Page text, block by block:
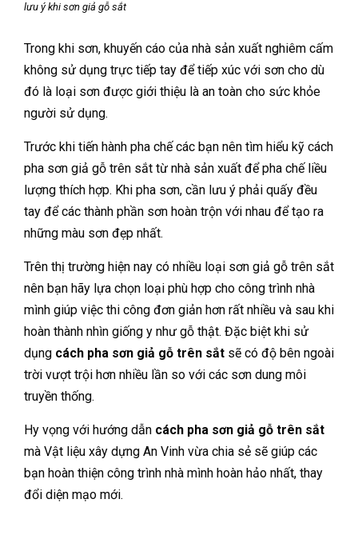
lưu ý khi sơn giả gỗ sắt
Trong khi sơn, khuyến cáo của nhà sản xuất nghiêm cấm
không sử dụng trực tiếp tay để tiếp xúc với sơn cho dù
đó là loại sơn được giới thiệu là an toàn cho sức khỏe
người sử dụng.
Trước khi tiến hành pha chế các bạn nên tìm hiểu kỹ cách
pha sơn giả gỗ trên sắt từ nhà sản xuất để pha chế liều
lượng thích hợp. Khi pha sơn, cần lưu ý phải quấy đều
tay để các thành phần sơn hoàn trộn với nhau để tạo ra
những màu sơn đẹp nhất.
Trên thị trường hiện nay có nhiều loại sơn giả gỗ trên sắt
nên bạn hãy lựa chọn loại phù hợp cho công trình nhà
mình giúp việc thi công đơn giản hơn rất nhiều và sau khi
hoàn thành nhìn giống y như gỗ thật. Đặc biệt khi sử
dụng cách pha sơn giả gỗ trên sắt sẽ có độ bên ngoài
trời vượt trội hơn nhiều lần so với các sơn dung môi
truyền thống.
Hy vọng với hướng dẫn cách pha sơn giả gỗ trên sắt
mà Vật liệu xây dựng An Vinh vừa chia sẻ sẽ giúp các
bạn hoàn thiện công trình nhà mình hoàn hảo nhất, thay
đổi diện mạo mới.